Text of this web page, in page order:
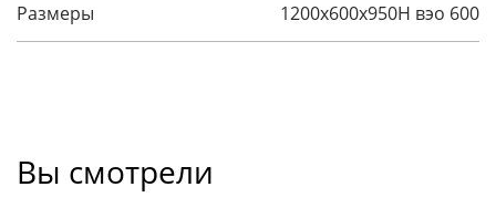
Размеры 1200x600x950H вэо 600
Вы смотрели